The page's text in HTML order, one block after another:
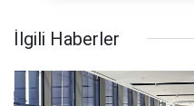
İlgili Haberler